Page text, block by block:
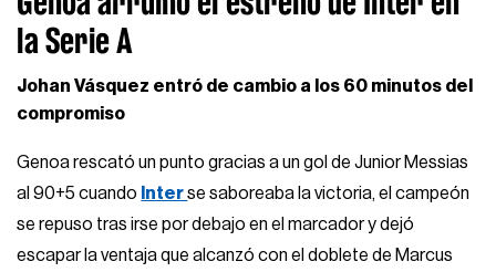
la Serie A
Johan Vásquez entró de cambio a los 60 minutos del
compromiso
Genoa rescató un punto gracias a un gol de Junior Messias
al 90+5 cuando Interse saboreaba la victoria, el campeón
se repuso tras irse por debajo en el marcador y dejó
escapar la ventaja que alcanzó con el doblete de Marcus